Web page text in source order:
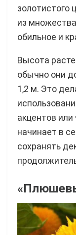
золотистого
из
обильное и
Высота
обычно они
1,2 м. Это
акцентов
начинает в
сохранять